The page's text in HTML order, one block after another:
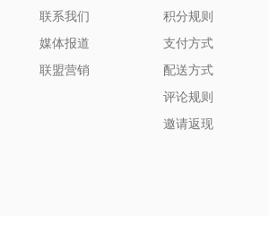
联系我们
媒体报道
联盟营销
积分规则
支付方式
配送方式
评论规则
邀请返现